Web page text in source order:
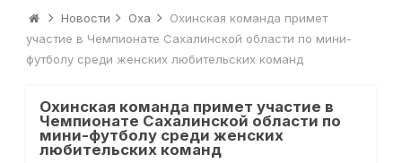
Новости Оха
Охинская команда примет
участие в Чемпионате Сахалинской области по мини-
футболу среди женских любительских команд
Охинская команда примет участие в
Чемпионате Сахалинской области по
мини-футболу среди женских
любительских команд